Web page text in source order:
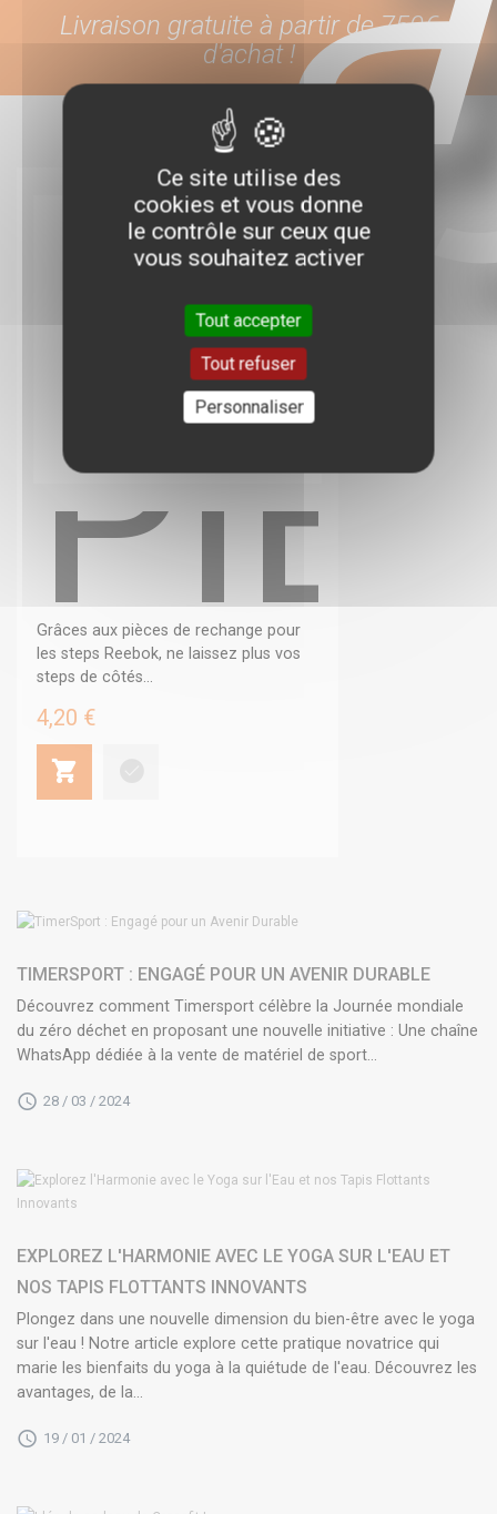
Livraison gratuite à partir de 750€
d'achat !
Grâces aux pièces de rechange pour
les steps Reebok, ne laissez plus vos
steps de côtés...
4,20 €
TIMERSPORT : ENGAGÉ POUR UN AVENIR DURABLE
Découvrez comment Timersport célèbre la Journée mondiale
du zéro déchet en proposant une nouvelle initiative : Une chaîne
WhatsApp dédiée à la vente de matériel de sport...
28 / 03 / 2024
EXPLOREZ L'HARMONIE AVEC LE YOGA SUR L'EAU ET
NOS TAPIS FLOTTANTS INNOVANTS
Plongez dans une nouvelle dimension du bien-être avec le yoga
sur l'eau ! Notre article explore cette pratique novatrice qui
marie les bienfaits du yoga à la quiétude de l'eau. Découvrez les
avantages, de la...
19 / 01 / 2024
Ce site utilise des
cookies et vous donne
le contrôle sur ceux que
vous souhaitez activer
Tout accepter
Tout refuser
Personnaliser